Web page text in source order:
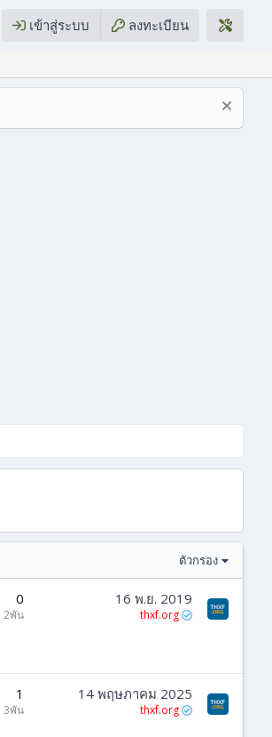
เข้าสู่ระบบ ลงทะเบียน
ตัวกรอง
0
2พัน
16 พ.ย. 2019
thxf.org
1
3พัน
14 พฤษภาคม 2025
thxf.org